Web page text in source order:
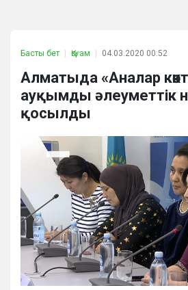
Басты бет Қоғам 04.03.2020 00:52
Алматыда «Аналар
ауқымды әлеуметтік
қосылды